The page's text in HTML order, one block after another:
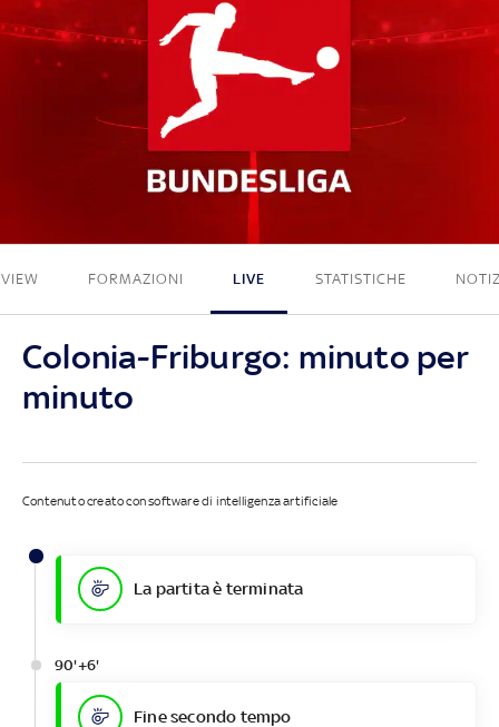
4 - 1
FORMAZIONI LIVE STATISTICHE
Colonia-Friburgo: minuto per
minuto
Contenuto creato con software di intelligenza artificiale
La partita è terminata
90'+6'
Fine secondo tempo